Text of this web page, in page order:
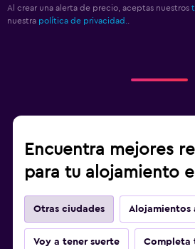
Al crear una alerta de precio, aceptas nuestros
nuestra política de privacidad.
Encuentra mejores
para tu alojamiento
Otras ciudades Alojamientos
Voy a tener suerte Completa